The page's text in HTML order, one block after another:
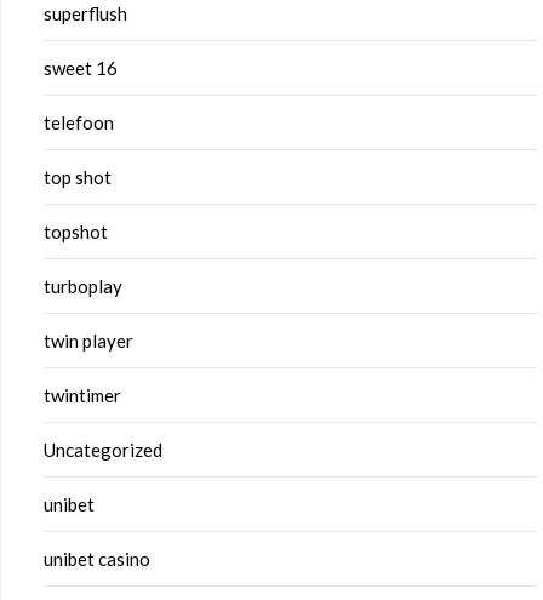
superflush
sweet 16
telefoon
top shot
topshot
turboplay
twin player
twintimer
Uncategorized
unibet
unibet casino